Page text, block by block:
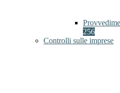
256
Controlli sulle imprese